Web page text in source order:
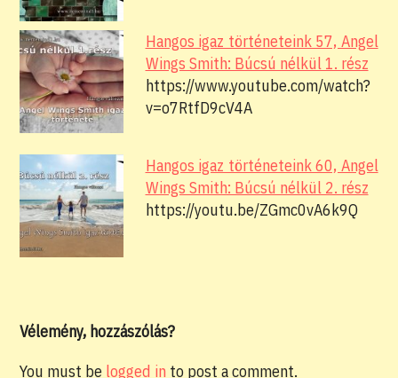
Hangos igaz történeteink 57, Angel
Wings Smith: Búcsú nélkül 1. rész
https://www.youtube.com/watch?
v=o7RtfD9cV4A
Hangos igaz történeteink 60, Angel
Wings Smith: Búcsú nélkül 2. rész
https://youtu.be/ZGmc0vA6k9Q
Vélemény, hozzászólás?
You must be logged in to post a comment.